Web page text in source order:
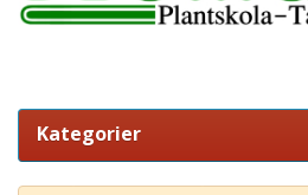
Kategorier